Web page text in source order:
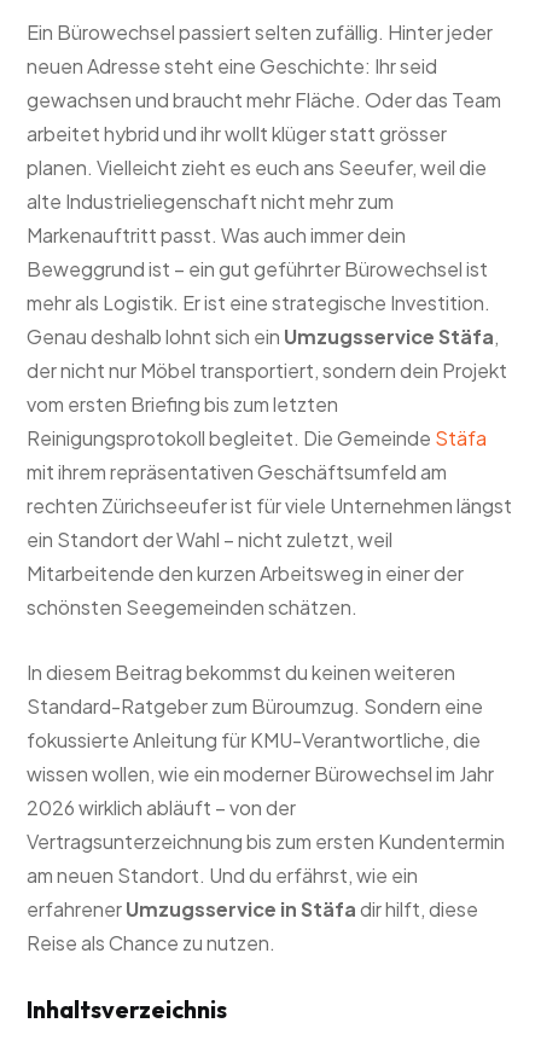
Ein Bürowechsel passiert selten zufällig. Hinter jeder
neuen Adresse steht eine Geschichte: Ihr seid
gewachsen und braucht mehr Fläche. Oder das Team
arbeitet hybrid und ihr wollt klüger statt grösser
planen. Vielleicht zieht es euch ans Seeufer, weil die
alte Industrieliegenschaft nicht mehr zum
Markenauftritt passt. Was auch immer dein
Beweggrund ist – ein gut geführter Bürowechsel ist
mehr als Logistik. Er ist eine strategische Investition.
Genau deshalb lohnt sich ein Umzugsservice Stäfa,
der nicht nur Möbel transportiert, sondern dein Projekt
vom ersten Briefing bis zum letzten
Reinigungsprotokoll begleitet. Die Gemeinde Stäfa
mit ihrem repräsentativen Geschäftsumfeld am
rechten Zürichseeufer ist für viele Unternehmen längst
ein Standort der Wahl – nicht zuletzt, weil
Mitarbeitende den kurzen Arbeitsweg in einer der
schönsten Seegemeinden schätzen.
In diesem Beitrag bekommst du keinen weiteren
Standard-Ratgeber zum Büroumzug. Sondern eine
fokussierte Anleitung für KMU-Verantwortliche, die
wissen wollen, wie ein moderner Bürowechsel im Jahr
2026 wirklich abläuft – von der
Vertragsunterzeichnung bis zum ersten Kundentermin
am neuen Standort. Und du erfährst, wie ein
erfahrenerUmzugsservice in Stäfadir hilft, diese
Reise als Chance zu nutzen.
Inhaltsverzeichnis